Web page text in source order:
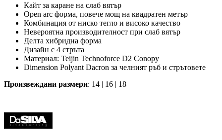
Кайт за каране на слаб вятър
Open arc форма, повече мощ на квадратен метър
Комбинация от ниско тегло и високо качество
Невероятна производителност при слаб вятър
Делта хибридна форма
Дизайн с 4 стръта
Материал: Teijin Technoforce D2 Conopy
Dimension Polyant Dacron за челният ръб и стрътовете
Произвеждани размери: 14 | 16 | 18